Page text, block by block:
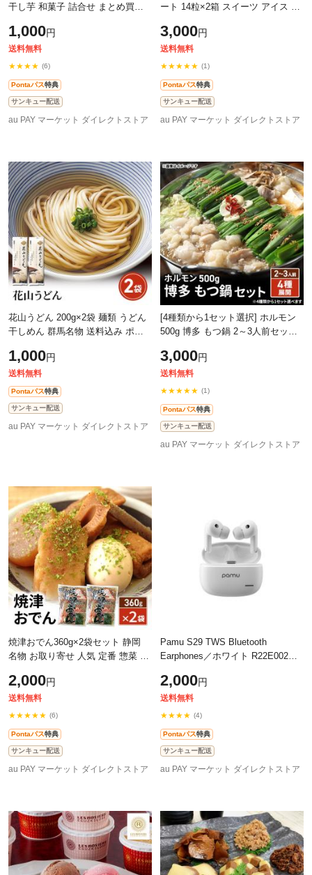
干し芋 和菓子 詰合せ まとめ買い
1,000円
送料無料
★★★★ (6)
Pontaパス特典
サンキュー配送
au PAY マーケット ダイレクトストア
ート 14粒×2箱 スイーツ アイス チ
3,000円
送料無料
★★★★★ (1)
Pontaパス特典
サンキュー配送
au PAY マーケット ダイレクトストア
花山うどん 200g×2袋 麺類 うどん
干しめん 群馬名物 送料込み ポス
1,000円
送料無料
Pontaパス特典
サンキュー配送
au PAY マーケット ダイレクトストア
[4種類から1セット選択] ホルモン
500g 博多 もつ鍋 2～3人前セット
多もつ鍋 鍋セット 送料込み
3,000円
送料無料
★★★★★ (1)
Pontaパス特典
サンキュー配送
au PAY マーケット ダイレクトストア
焼津おでん360g×2袋セット 静岡
名物 お取り寄せ 人気 定番 惣菜 お
2,000円
送料無料
★★★★★ (6)
Pontaパス特典
サンキュー配送
au PAY マーケット ダイレクトストア
Pamu S29 TWS Bluetooth
Earphones／ホワイト R22E002W
セリング
2,000円
送料無料
★★★★ (4)
Pontaパス特典
サンキュー配送
au PAY マーケット ダイレクトストア